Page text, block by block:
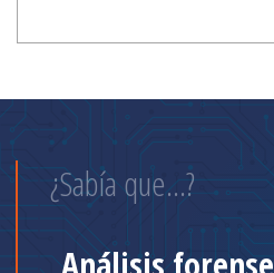
¿Sabía que…?